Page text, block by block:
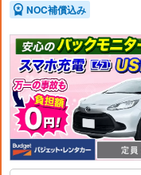
NOC補償込み